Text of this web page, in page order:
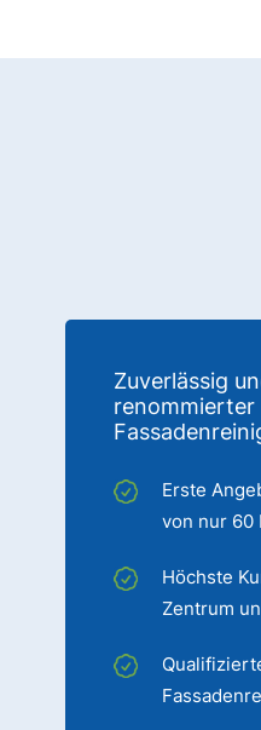
Zuverlässig
Erste
von nur 60
Höchste
Zentrum